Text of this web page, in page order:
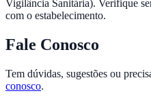
Vigilância Sanitária). Verifique
com o estabelecimento.
Fale Conosco
Tem dúvidas, sugestões ou
conosco.